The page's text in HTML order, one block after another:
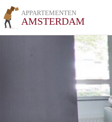
APPARTEMENTEN
AMSTERDAM